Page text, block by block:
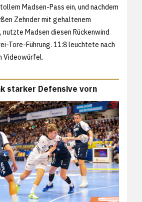
Madsen-Pass ein, und nachdem
Zehnder mit gehaltenem
Madsen diesen Rückenwind
Tore-Führung. 11:8 leuchtete nach
Videowürfel.
starker Defensive vorn